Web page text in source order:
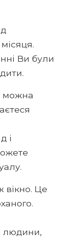
Ви були
можна
і
вікно. Це
людини,